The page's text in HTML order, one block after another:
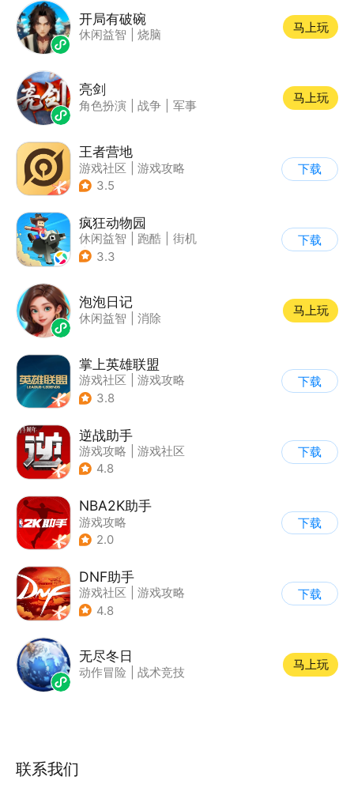
开局有破碗
休闲益智 烧脑
马上玩
亮剑
角色扮演 战争 军事
马上玩
王者营地
游戏社区
游戏攻略
3.5
下载
疯狂动物园
休闲益智 跑酷
街机
| 像素风
3.3
下载
泡泡日记
休闲益智 消除
马上玩
掌上英雄联盟
游戏社区
游戏攻略
3.8
下载
逆战助手
游戏攻略
游戏社区
4.8
下载
NBA2K助手
游戏攻略
2.0
下载
DNF助手
游戏社区
游戏攻略
4.8
下载
无尽冬日
动作冒险 战术竞技
马上玩
联系我们